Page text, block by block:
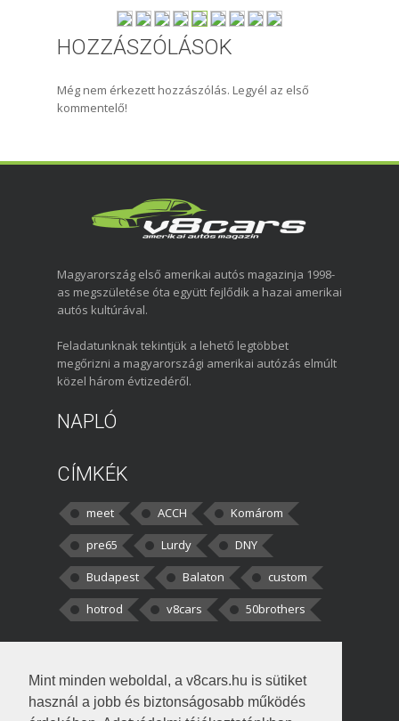
Mint minden weboldal, a v8cars.hu is sütiket
használ a jobb és biztonságosabb működés
HOZZÁSZÓLÁSOK
Még nem érkezett hozzászólás. Legyél az első
kommentelő!
Magyarország első amerikai autós magazinja 1998-
as megszületése óta együtt fejlődik a hazai amerikai
autós kultúrával.
Feladatunknak tekintjük a lehető legtöbbet
megőrizni a magyarországi amerikai autózás elmúlt
közel három évtizedéről.
NAPLÓ
CÍMKÉK
meet ACCH
Komárom
pre65
Lurdy
DNY
Budapest
Balaton
custom
hotrod
v8cars 50brothers
kortisz:Elszúrtam! Én csak két
darabbaal számoltam. Nem tudtam, hogy fél autót,